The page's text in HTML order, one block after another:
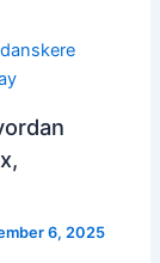
6, 2025